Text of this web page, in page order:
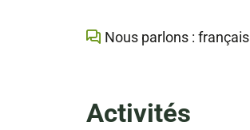
Nous parlons : français
Activités